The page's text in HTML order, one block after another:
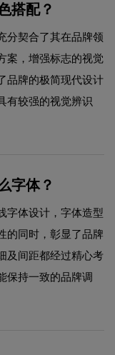
搭配？
分契合了其在品牌领
案，增强标志的视觉
品牌的极简现代设计
有较强的视觉辨识
字体？
字体设计，字体造型
的同时，彰显了品牌
及间距都经过精心考
保持一致的品牌调